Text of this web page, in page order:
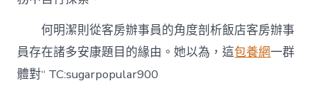
何明潔則從客房辦事員的角度剖析飯店客房辦事
員存在諸多安康題目的緣由。她以為，這包養網一群
體對“ TC:sugarpopular900